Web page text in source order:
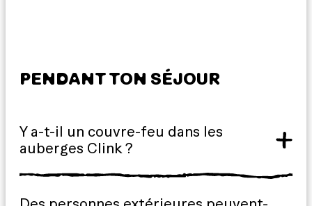
PENDANT TON SÉJOUR
Y a-t-il un couvre-feu dans les
auberges Clink ?